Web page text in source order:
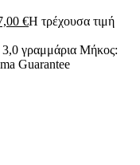
€Η τρέχουσα τιμή
γραμμάρια Μήκος:
Guarantee